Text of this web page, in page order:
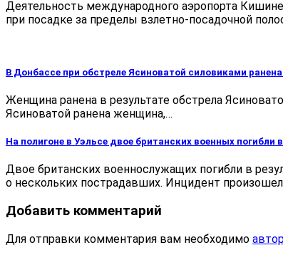
Деятельность международного аэропорта
при посадке за пределы взлетно-посадочной
В Донбассе при обстреле Ясиноватой силовиками
Женщина ранена в результате обстрела
Ясиноватой ранена женщина,…
На полигоне в Уэльсе двое британских военных погибли
Двое британских военнослужащих погибли в
о нескольких пострадавших. Инцидент
Добавить комментарий
Для отправки комментария вам необходимо